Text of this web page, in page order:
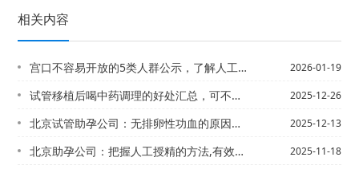
相关内容
宫口不容易开放的5类人群公示，了解人工开口无需担忧宫颈受损！ 2026-01-19
试管移植后喝中药调理的好处汇总，可不仅仅是提高着床率 2025-12-26
北京试管助孕公司：无排卵性功血的原因有哪些,如何治疗最有效呢 2025-12-13
北京助孕公司：把握人工授精的方法,有效提升人工授精的成功率 2025-11-18